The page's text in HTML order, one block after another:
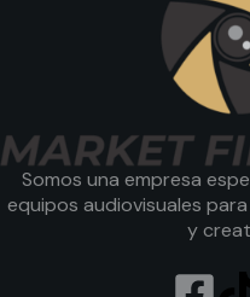
Somos una empresa
equipos audiovisuales
y